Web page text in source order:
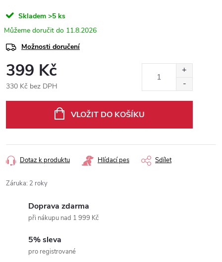
Skladem >5 ks
11.8.2026
Možnosti doručení
399 Kč
330 Kč bez DPH
VLOŽIT DO KOŠÍKU
Dotaz k produktu Hlídací pes Sdílet
Záruka: 2 roky
Doprava zdarma
při nákupu nad 1 999 Kč
5% sleva
pro registrované